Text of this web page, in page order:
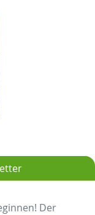
Der